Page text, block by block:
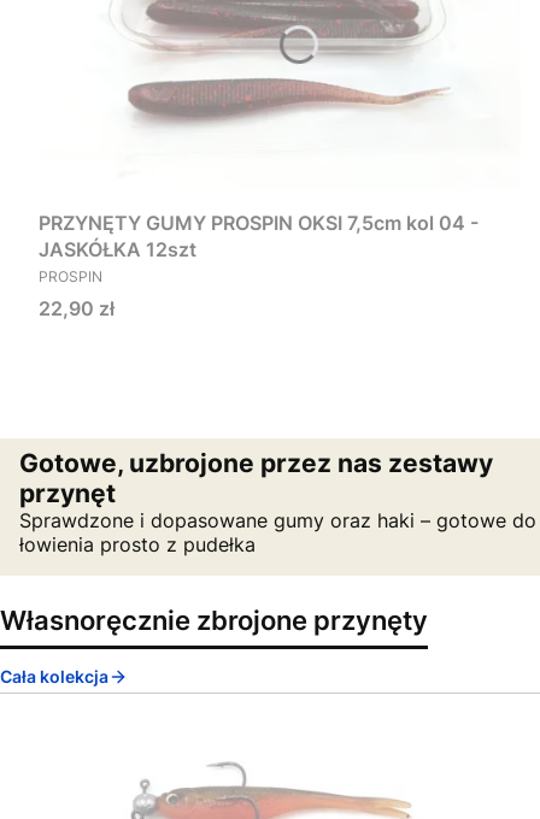
PRZYNĘTY GUMY PROSPIN OKSI 7,5cm kol 04 -
JASKÓŁKA 12szt
PRODUCENT
PROSPIN
Cena
22,90 zł
Gotowe, uzbrojone przez nas zestawy
przynęt
Sprawdzone i dopasowane gumy oraz haki – gotowe do
łowienia prosto z pudełka
Własnoręcznie zbrojone przynęty
Cała kolekcja